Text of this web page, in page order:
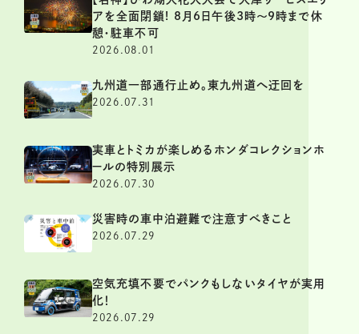
アを全面閉鎖! 8月6日午後3時～9時まで休
憩・駐車不可
2026.08.01
九州道一部通行止め。東九州道へ迂回を
2026.07.31
実車とトミカが楽しめるホンダコレクションホ
ールの特別展示
2026.07.30
災害時の車中泊避難で注意すべきこと
2026.07.29
空気充填不要でパンクもしないタイヤが実用
化！
2026.07.29